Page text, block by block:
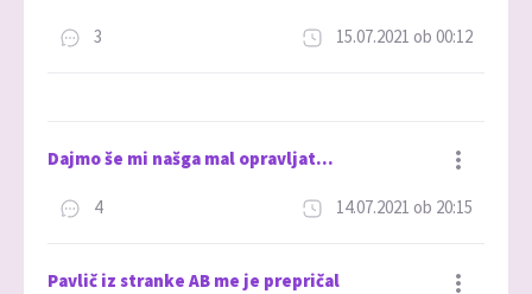
3 15.07.2021 ob 00:12
Dajmo še mi našga mal opravljat…
4 14.07.2021 ob 20:15
Pavlič iz stranke AB me je prepričal